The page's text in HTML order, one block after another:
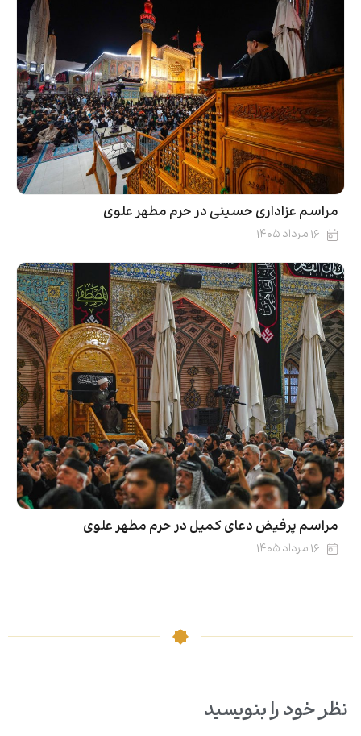
مراسم عزاداری حسینی در حرم مطهر علوی
۱۶ مرداد ۱۴۰۵
مراسم پرفیض دعای کمیل در حرم مطهر علوی
۱۶ مرداد ۱۴۰۵
نظر خود را بنویسید